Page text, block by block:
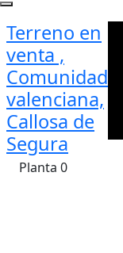
Terreno en
venta ,
Comunidad
valenciana,
Callosa de
Segura
Planta 0